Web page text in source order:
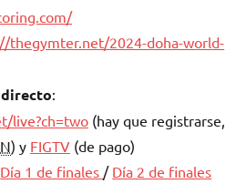
thegymter.net/2024-doha-world-
:
live?ch=two (hay que registrarse,
) y FIGTV (de pago)
Día 1 de finales / Día 2 de finales